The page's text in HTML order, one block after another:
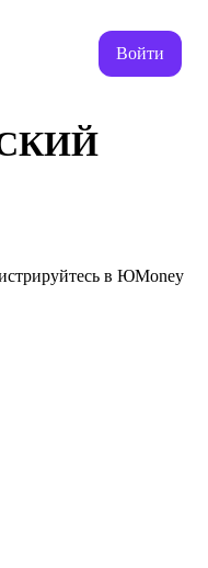
Войти
в ЮMoney